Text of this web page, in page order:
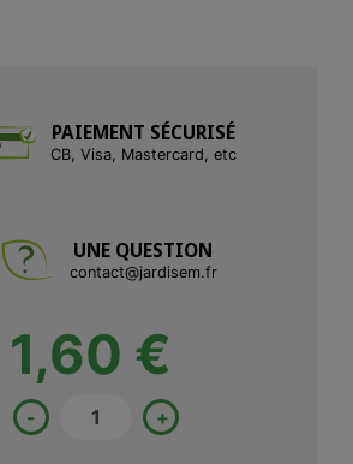
PAIEMENT SÉCURISÉ
CB, Visa, Mastercard, etc
UNE QUESTION
contact@jardisem.fr
1,60 €
- +